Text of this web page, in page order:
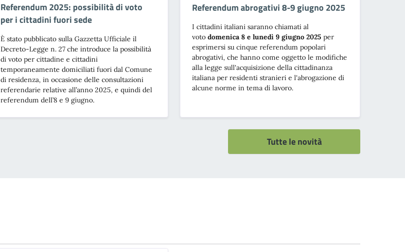
Referendum 2025: possibilità di voto
per i cittadini fuori sede
È stato pubblicato sulla Gazzetta Ufficiale il
Decreto-Legge n. 27 che introduce la possibilità
di voto per cittadine e cittadini
temporaneamente domiciliati fuori dal Comune
di residenza, in occasione delle consultazioni
referendarie relative all’anno 2025, e quindi del
referendum dell’8 e 9 giugno.
Referendum abrogativi 8-9 giugno 2025
I cittadini italiani saranno chiamati al
votodomenica 8 e lunedì 9 giugno 2025 per
esprimersi su cinque referendum popolari
abrogativi, che hanno come oggetto le modifiche
alla legge sull'acquisizione della cittadinanza
italiana per residenti stranieri e l'abrogazione di
alcune norme in tema di lavoro.
Tutte le novità